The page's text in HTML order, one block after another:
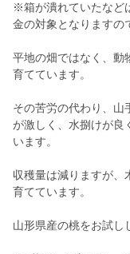
※箱が潰れていたなど
金の対象となりますの
平地の畑ではなく、動
育てています。
その苦労の代わり、山
が激しく、水捌けが良
います。
収穫量は減りますが、
育てています。
山形県産の桃をお試し